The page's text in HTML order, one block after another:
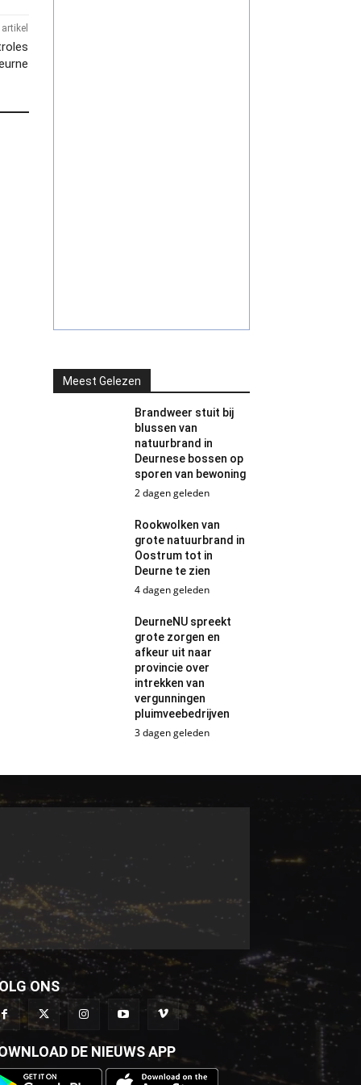
Meest Gelezen
Brandweer stuit bij
blussen van
natuurbrand in
Deurnese bossen op
sporen van bewoning
2 dagen geleden
Rookwolken van
grote natuurbrand in
Oostrum tot in
Deurne te zien
4 dagen geleden
DeurneNU spreekt
grote zorgen en
afkeur uit naar
provincie over
intrekken van
vergunningen
pluimveebedrijven
3 dagen geleden
ONS
DE NIEUWS APP